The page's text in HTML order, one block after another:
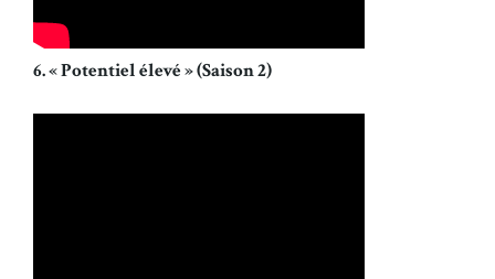
6. « Potentiel élevé » (Saison 2)